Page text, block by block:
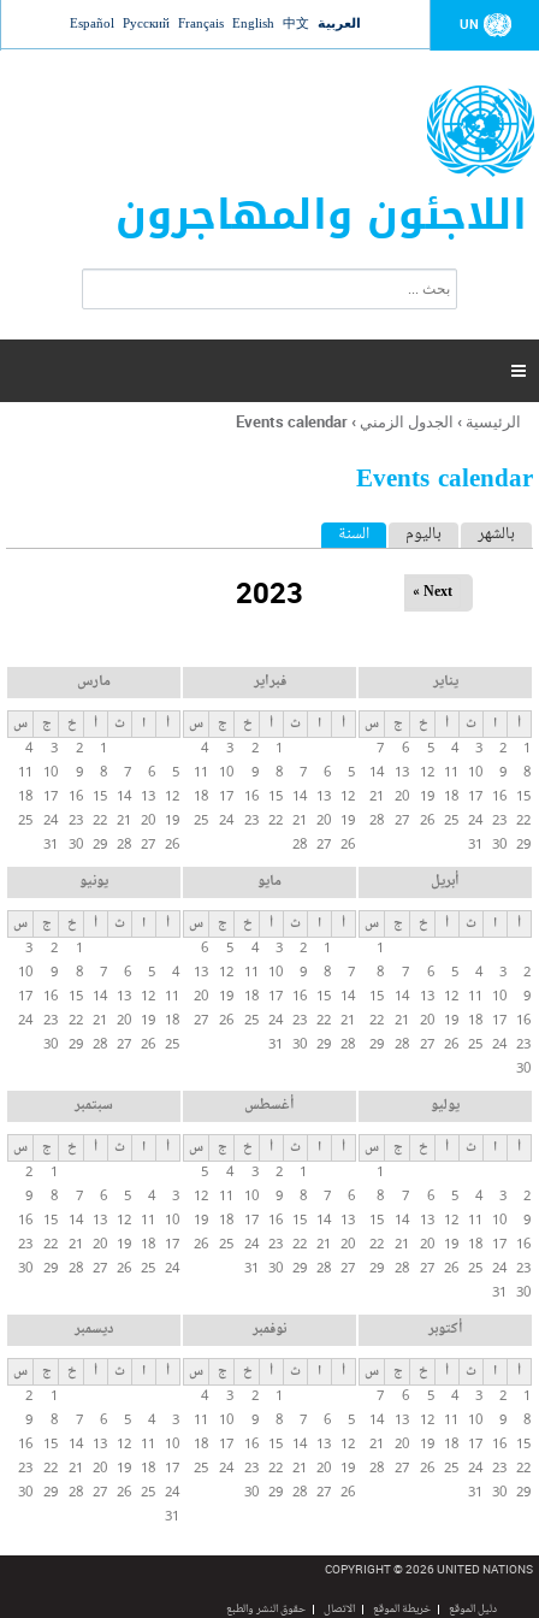
Jump to navigation UN العربية 中文
English
Français
Русский
Español
اللاجئون والمهاجرون
ت
ر
ل
ح
ب

أنت
هنا
الرئيسية › الجدول الزمني ›
Events calendar
Events calendar
ا
ب
ا
ت
ا
ل
أ
ا
س
ي
ة
بالشهر باليوم السنة (علامة التبويب النشطة)
2023 Next »
يناير
أ ا ث أ خ ج
س
1
2
3
4
5
6
7
8
9
10
11
12
13
14
15
16
17
18
19
20
21
22
23
24
25
26
27
28
29
30
31
فبراير
أ ا ث أ خ ج
س
1
2
3
4
5
6
7
8
9
10
11
12
13
14
15
16
17
18
19
20
21
22
23
24
25
26
27
28
مارس
أ ا ث أ خ ج
س
1
2
3
4
5
6
7
8
9
10
11
12
13
14
15
16
17
18
19
20
21
22
23
24
25
26
27
28
29
30
31
أبريل
أ ا ث أ خ ج
س
1
2
3
4
5
6
7
8
9
10
11
12
13
14
15
16
17
18
19
20
21
22
23
24
25
26
27
28
29
30
مايو
أ ا ث أ خ ج
س
1
2
3
4
5
6
7
8
9
10
11
12
13
14
15
16
17
18
19
20
21
22
23
24
25
26
27
28
29
30
31
يونيو
أ ا ث أ خ ج
س
1
2
3
4
5
6
7
8
9
10
11
12
13
14
15
16
17
18
19
20
21
22
23
24
25
26
27
28
29
30
يوليو
أ ا ث أ خ ج
س
1
2
3
4
5
6
7
8
9
10
11
12
13
14
15
16
17
18
19
20
21
22
23
24
25
26
27
28
29
30
31
أغسطس
أ ا ث أ خ ج
س
1
2
3
4
5
6
7
8
9
10
11
12
13
14
15
16
17
18
19
20
21
22
23
24
25
26
27
28
29
30
31
سبتمبر
أ ا ث أ خ ج
س
1
2
3
4
5
6
7
8
9
10
11
12
13
14
15
16
17
18
19
20
21
22
23
24
25
26
27
28
29
30
أكتوبر
أ ا ث أ خ ج
س
1
2
3
4
5
6
7
8
9
10
11
12
13
14
15
16
17
18
19
20
21
22
23
24
25
26
27
28
29
30
31
نوفمبر
أ ا ث أ خ ج
س
1
2
3
4
5
6
7
8
9
10
11
12
13
14
15
16
17
18
19
20
21
22
23
24
25
26
27
28
29
30
ديسمبر
أ ا ث أ خ ج
س
1
2
3
4
5
6
7
8
9
10
11
12
13
14
15
16
17
18
19
20
21
22
23
24
25
26
27
28
29
30
31
COPYRIGHT © 2026 UNITED NATIONS
دليل الموقع خريطة الموقع الاتصال حقوق النشر والطبع